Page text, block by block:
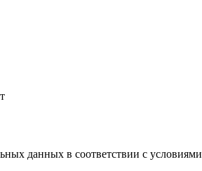
данных в соответствии с условиями